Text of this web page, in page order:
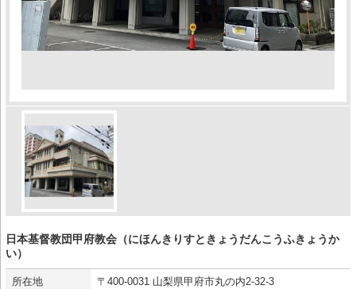
日本基督教団甲府教会（にほんきりすときょうだんこうふきょうか
い）
所在地 〒400-0031 山梨県甲府市丸の内2-32-3